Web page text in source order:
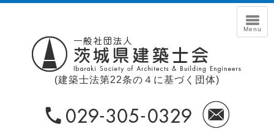
(建築士法第22条の４に基づく団体)